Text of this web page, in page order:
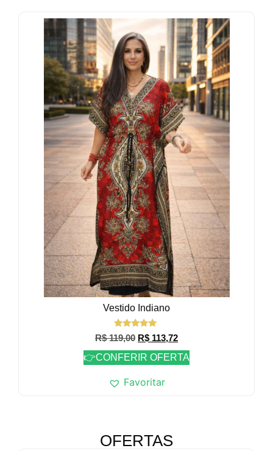
Vestido Indiano
Avaliação
5.00
de 5
R$119,00 R$ 113,72
👉CONFERIR OFERTA
Favoritar
OFERTAS